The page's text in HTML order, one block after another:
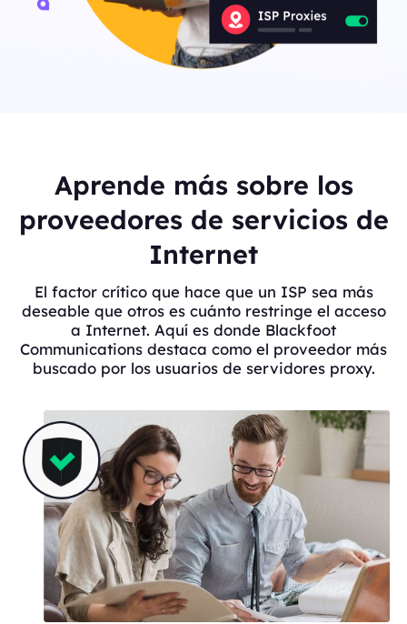
Aprende más sobre los
proveedores de servicios de
Internet
El factor crítico que hace que un ISP sea más
deseable que otros es cuánto restringe el acceso
a Internet. Aquí es donde Blackfoot
Communications destaca como el proveedor más
buscado por los usuarios de servidores proxy.